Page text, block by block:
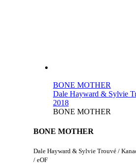
BONE MOTHER
Dale Hayward & Sylvie
2018
BONE MOTHER
BONE MOTHER
Dale Hayward & Sylvie Trouvé /
/ eOF